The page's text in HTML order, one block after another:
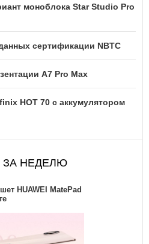
моноблока Star Studio Pro
сертификации NBTC
A7 Pro Max
HOT 70 с аккумулятором
ЗА НЕДЕЛЮ
HUAWEI MatePad